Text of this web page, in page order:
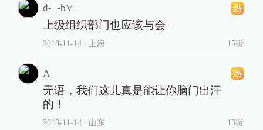
d-_-bV
上级组织部门也应该与会
2018-11-14∙ 上海 15赞
A
无语，我们这儿真是能让你脑门出汗
的！
2018-11-14∙ 山东 13赞